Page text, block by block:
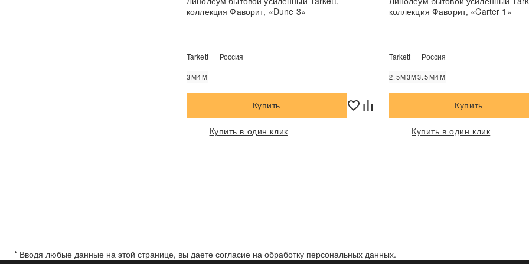
коллекция Фаворит, «Dune 3»
Tarkett Россия
3М4М
Купить
Купить в один клик
коллекция Фаворит, «Carter 1»
Tarkett Россия
2.5М3М3.5М4М
Купить
Купить в один клик
* Вводя любые данные на этой странице, вы даете согласие на обработку персональных данных.